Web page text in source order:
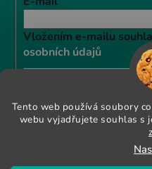
Tento web používá soubory
webu vyjadřujete souhlas s
Vložením e-mailu
osobních údajů